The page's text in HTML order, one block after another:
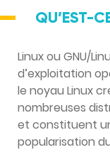
QU’EST-
Linux ou GNU/
d’exploitation
le noyau Linux
nombreuses
et constituent
popularisation